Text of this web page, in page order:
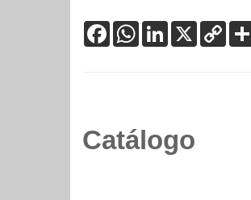
FacebookWhatsApp
LinkedIn
X
Link
Catálogo